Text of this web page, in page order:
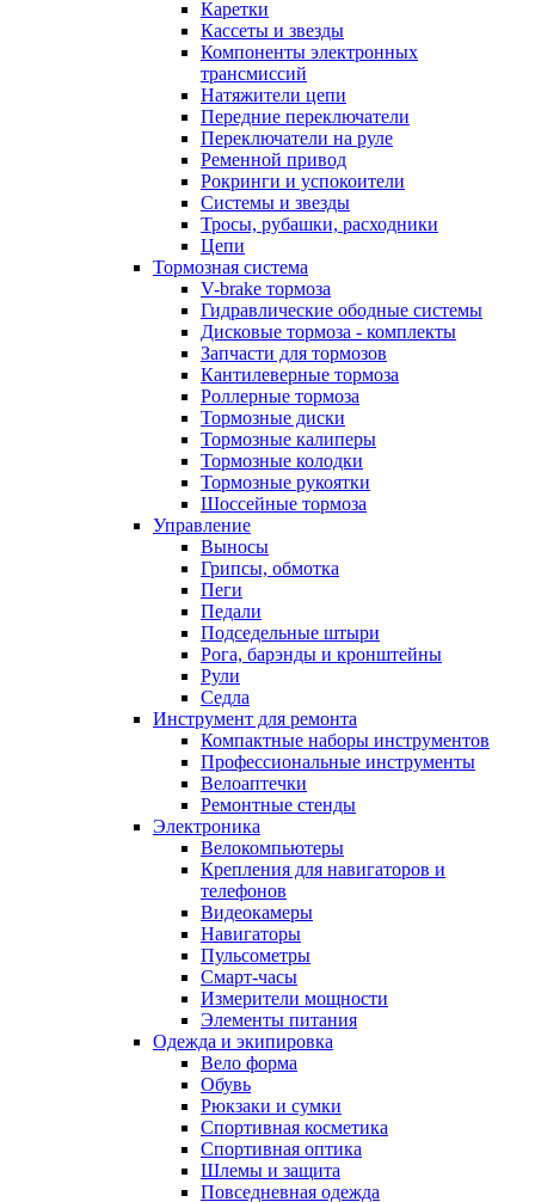
Каретки
Кассеты и звезды
Компоненты электронных
трансмиссий
Натяжители цепи
Передние переключатели
Переключатели на руле
Ременной привод
Рокринги и успокоители
Системы и звезды
Тросы, рубашки, расходники
Цепи
Тормозная система
V-brake тормоза
Гидравлические ободные системы
Дисковые тормоза - комплекты
Запчасти для тормозов
Кантилеверные тормоза
Роллерные тормоза
Тормозные диски
Тормозные калиперы
Тормозные колодки
Тормозные рукоятки
Шоссейные тормоза
Управление
Выносы
Грипсы, обмотка
Пеги
Педали
Подседельные штыри
Рога, барэнды и кронштейны
Рули
Седла
Инструмент для ремонта
Компактные наборы инструментов
Профессиональные инструменты
Велоаптечки
Ремонтные стенды
Электроника
Велокомпьютеры
Крепления для навигаторов и
телефонов
Видеокамеры
Навигаторы
Пульсометры
Смарт-часы
Измерители мощности
Элементы питания
Одежда и экипировка
Вело форма
Обувь
Рюкзаки и сумки
Спортивная косметика
Спортивная оптика
Шлемы и защита
Повседневная одежда